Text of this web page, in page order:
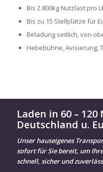
Bis 2.800kg Nutzlast pro
Bis zu 15 Stellplätze für
Beladung seitlich, von
Hebebühne,
Laden in 60 –
Deutschland u.
Unser hauseigenes
sofort für Sie bereit, um
schnell, sicher und